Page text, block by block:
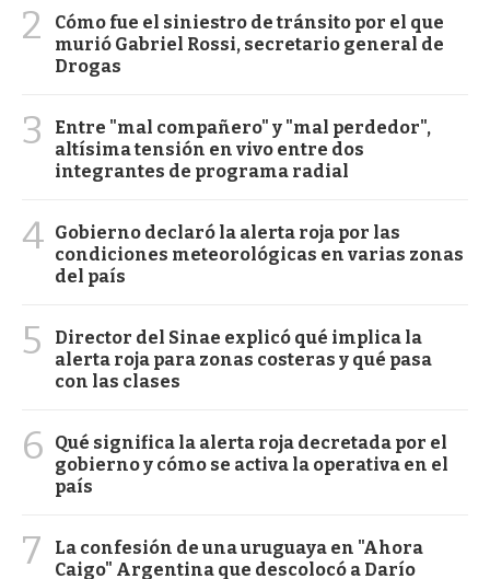
2
Cómo fue el siniestro de tránsito por el que
murió Gabriel Rossi, secretario general de
Drogas
3
Entre "mal compañero" y "mal perdedor",
altísima tensión en vivo entre dos
integrantes de programa radial
4 Gobierno declaró la alerta roja por las
condiciones meteorológicas en varias zonas
del país
5
Director del Sinae explicó qué implica la
alerta roja para zonas costeras y qué pasa
con las clases
6
Qué significa la alerta roja decretada por el
gobierno y cómo se activa la operativa en el
país
7
La confesión de una uruguaya en "Ahora
Caigo" Argentina que descolocó a Darío